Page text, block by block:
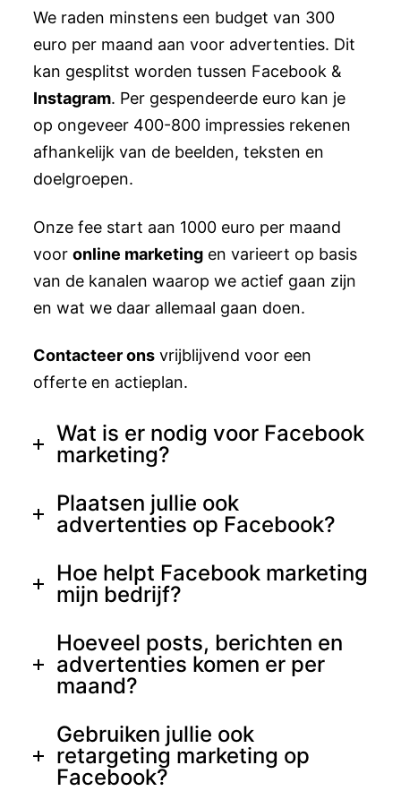
We raden minstens een budget van 300
euro per maand aan voor advertenties. Dit
kan gesplitst worden tussen Facebook &
Instagram. Per gespendeerde euro kan je
op ongeveer 400-800 impressies rekenen
afhankelijk van de beelden, teksten en
doelgroepen.
Onze fee start aan 1000 euro per maand
voor online marketing en varieert op basis
van de kanalen waarop we actief gaan zijn
en wat we daar allemaal gaan doen.
Contacteer ons vrijblijvend voor een
offerte en actieplan.
Wat is er nodig voor Facebook
marketing?
Plaatsen jullie ook
advertenties op Facebook?
Hoe helpt Facebook marketing
mijn bedrijf?
Hoeveel posts, berichten en
advertenties komen er per
maand?
Gebruiken jullie ook
retargeting marketing op
Facebook?